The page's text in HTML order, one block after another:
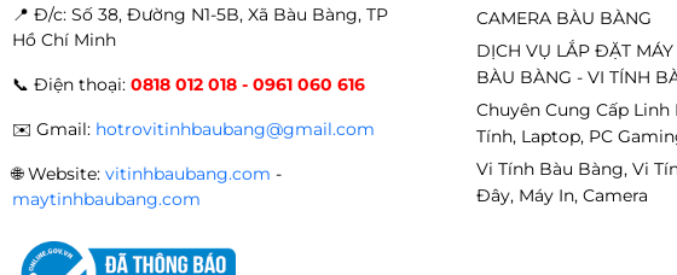
📍 Đ/c: Số 38, Đường N1-5B, Xã Bàu Bàng, TP
Hồ Chí Minh
📞 Điện thoại: 0818 012 018 - 0961 060 616
✉️ Gmail: hotrovitinhbaubang@gmail.com
🌐Website: vitinhbaubang.com -
maytinhbaubang.com
CAMERA BÀU BÀNG
DỊCH VỤ LẮP ĐẶT MÁY
BÀU BÀNG - VI TÍNH
Chuyên Cung Cấp Linh
Tính, Laptop, PC
Vi Tính Bàu Bàng, Vi
Đây, Máy In, Camera